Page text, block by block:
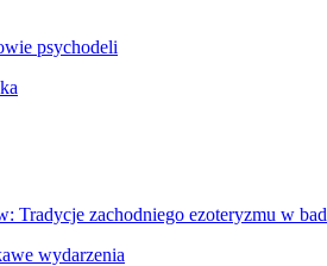
psychodeli
Tradycje zachodniego ezoteryzmu w
wydarzenia